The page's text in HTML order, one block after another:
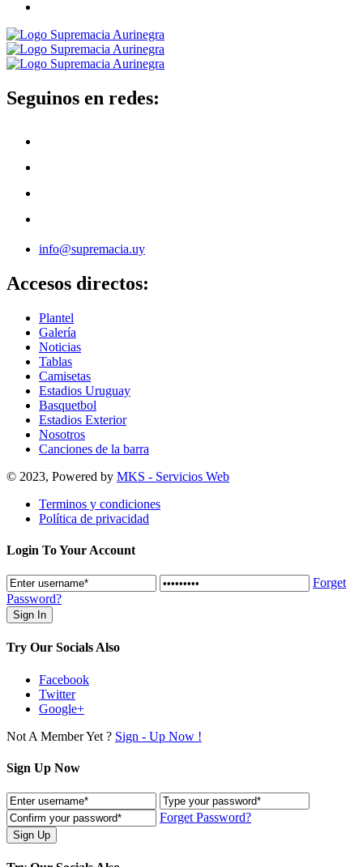
Seguinos en redes:
info@supremacia.uy
Accesos directos:
Plantel
Galería
Noticias
Tablas
Camisetas
Estadios Uruguay
Basquetbol
Estadios Exterior
Nosotros
Canciones de la barra
© 2023, Powered by MKS - Servicios Web
Terminos y condiciones
Política de privacidad
Login To Your Account
Forget
Password?
Try Our Socials Also
Facebook
Twitter
Google+
Not A Member Yet ? Sign - Up Now !
Sign Up Now
Forget Password?